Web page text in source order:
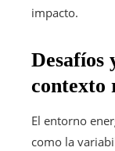
impacto.
Desafíos
contexto
El entorno
como la